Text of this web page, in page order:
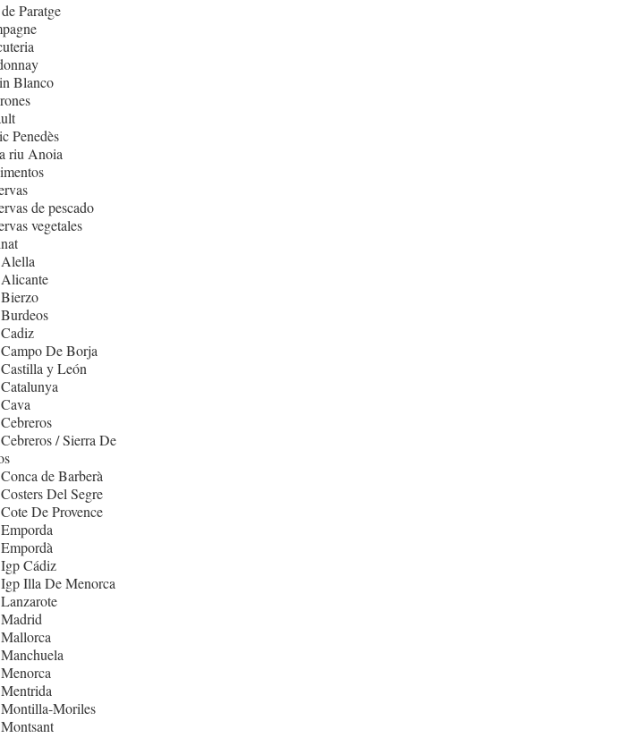
Paratge
Blanco
Penedès
riu Anoia
de pescado
vegetales
De Borja
y León
/ Sierra De
de Barberà
Del Segre
De Provence
Cádiz
Illa De Menorca
Moriles